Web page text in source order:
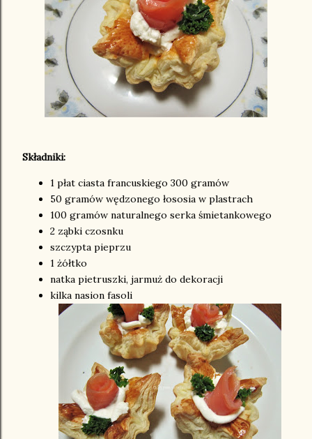
Składniki:
1 płat ciasta francuskiego 300 gramów
50 gramów wędzonego łososia w plastrach
100 gramów naturalnego serka śmietankowego
2 ząbki czosnku
szczypta pieprzu
1 żółtko
natka pietruszki, jarmuż do dekoracji
kilka nasion fasoli